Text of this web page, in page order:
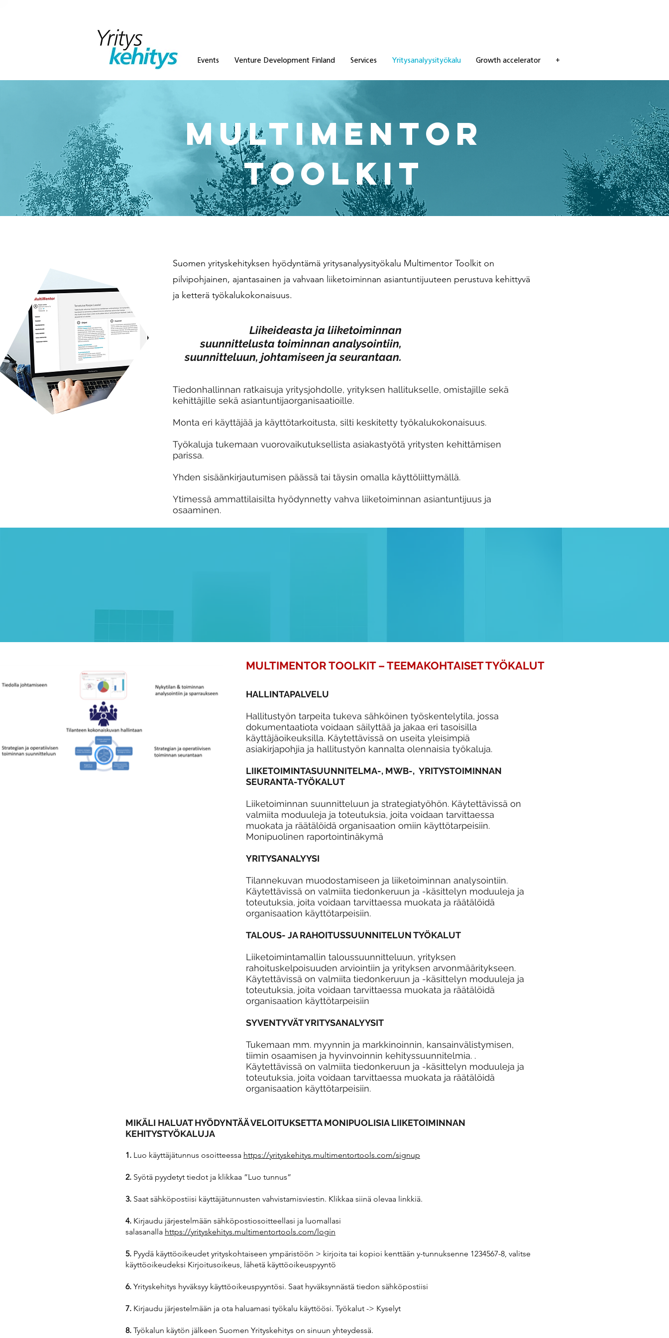
Events Venture Development Finland Services Yritysanalyysityökalu Growth accelerator +
Multimentor
Toolkit
Suomen yrityskehityksen hyödyntämä yritysanalyysityökalu Multimentor Toolkit on
pilvipohjainen, ajantasainen ja vahvaan liiketoiminnan asiantuntijuuteen perustuva kehittyvä
ja ketterä työkalukokonaisuus.
Liikeideasta ja liiketoiminnan
suunnittelusta toiminnan analysointiin,
suunnitteluun, johtamiseen ja seurantaan.
Tiedonhallinnan ratkaisuja yritysjohdolle, yrityksen hallitukselle, omistajille sekä
kehittäjille sekä asiantuntijaorganisaatioille.
Monta eri käyttäjää ja käyttötarkoitusta, silti keskitetty työkalukokonaisuus.
Työkaluja tukemaan vuorovaikutuksellista asiakastyötä yritysten kehittämisen
parissa.
Yhden sisäänkirjautumisen päässä tai täysin omalla käyttöliittymällä.
Ytimessä ammattilaisilta hyödynnetty vahva liiketoiminnan asiantuntijuus ja
osaaminen.
MULTIMENTOR TOOLKIT – TEEMAKOHTAISET TYÖKALUT
HALLINTAPALVELU
Hallitustyön tarpeita tukeva sähköinen työskentelytila, jossa
dokumentaatiota voidaan säilyttää ja jakaa eri tasoisilla
käyttäjäoikeuksilla. Käytettävissä on useita yleisimpiä
asiakirjapohjia ja hallitustyön kannalta olennaisia työkaluja.
LIIKETOIMINTASUUNNITELMA-, MWB-, YRITYSTOIMINNAN
SEURANTA-TYÖKALUT
Liiketoiminnan suunnitteluun ja strategiatyöhön. Käytettävissä on
valmiita moduuleja ja toteutuksia, joita voidaan tarvittaessa
muokata ja räätälöidä organisaation omiin käyttötarpeisiin.
Monipuolinen raportointinäkymä
YRITYSANALYYSI
Tilannekuvan muodostamiseen ja liiketoiminnan analysointiin.
Käytettävissä on valmiita tiedonkeruun ja -käsittelyn moduuleja ja
toteutuksia, joita voidaan tarvittaessa muokata ja räätälöidä
organisaation käyttötarpeisiin.
TALOUS- JA RAHOITUSSUUNNITELUN TYÖKALUT
Liiketoimintamallin taloussuunnitteluun, yrityksen
rahoituskelpoisuuden arviointiin ja yrityksen arvonmääritykseen.
Käytettävissä on valmiita tiedonkeruun ja -käsittelyn moduuleja ja
toteutuksia, joita voidaan tarvittaessa muokata ja räätälöidä
organisaation käyttötarpeisiin
SYVENTYVÄT YRITYSANALYYSIT
Tukemaan mm. myynnin ja markkinoinnin, kansainvälistymisen,
tiimin osaamisen ja hyvinvoinnin kehityssuunnitelmia. .
Käytettävissä on valmiita tiedonkeruun ja -käsittelyn moduuleja ja
toteutuksia, joita voidaan tarvittaessa muokata ja räätälöidä
organisaation käyttötarpeisiin.
MIKÄLI HALUAT HYÖDYNTÄÄ VELOITUKSETTA MONIPUOLISIA LIIKETOIMINNAN
KEHITYSTYÖKALUJA
1. Luo käyttäjätunnus osoitteessa https://yrityskehitys.multimentortools.com/signup
2. Syötä pyydetyt tiedot ja klikkaa ”Luo tunnus”
3. Saat sähköpostiisi käyttäjätunnusten vahvistamisviestin. Klikkaa siinä olevaa linkkiä.
4. Kirjaudu järjestelmään sähköpostiosoitteellasi ja luomallasi
salasanalla https://yrityskehitys.multimentortools.com/login
5. Pyydä käyttöoikeudet yrityskohtaiseen ympäristöön > kirjoita tai kopioi kenttään y-tunnuksenne 1234567-8, valitse
käyttöoikeudeksi Kirjoitusoikeus, lähetä käyttöoikeuspyyntö
6. Yrityskehitys hyväksyy käyttöoikeuspyyntösi. Saat hyväksynnästä tiedon sähköpostiisi
7. Kirjaudu järjestelmään ja ota haluamasi työkalu käyttöösi. Työkalut -> Kyselyt
8. Työkalun käytön jälkeen Suomen Yrityskehitys on sinuun yhteydessä.